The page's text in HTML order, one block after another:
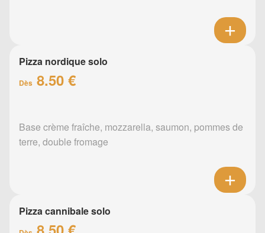
Pizza nordique solo
Dès 8.50 €
Base crème fraîche, mozzarella, saumon, pommes de
terre, double fromage
Pizza cannibale solo